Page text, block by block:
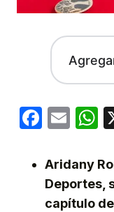
Aridany
Deportes,
capítulo